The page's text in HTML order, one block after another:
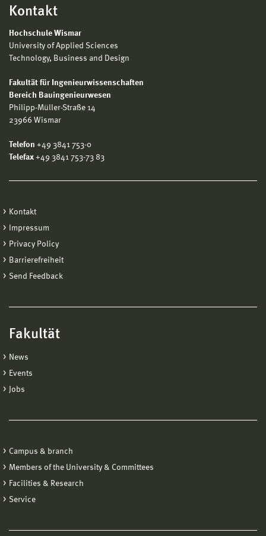
Kontakt
Hochschule Wismar
University of Applied Sciences
Technology, Business and Design
Fakultät für Ingenieurwissenschaften
Bereich Bauingenieurwesen
Philipp-Müller-Straße 14
23966 Wismar
Telefon +49 3841 753-0
Telefax +49 3841 753-73 83
Kontakt
Impressum
Privacy Policy
Barrierefreiheit
Send Feedback
Fakultät
News
Events
Jobs
Campus & branch
Members of the University & Committees
Facilities & Research
Service